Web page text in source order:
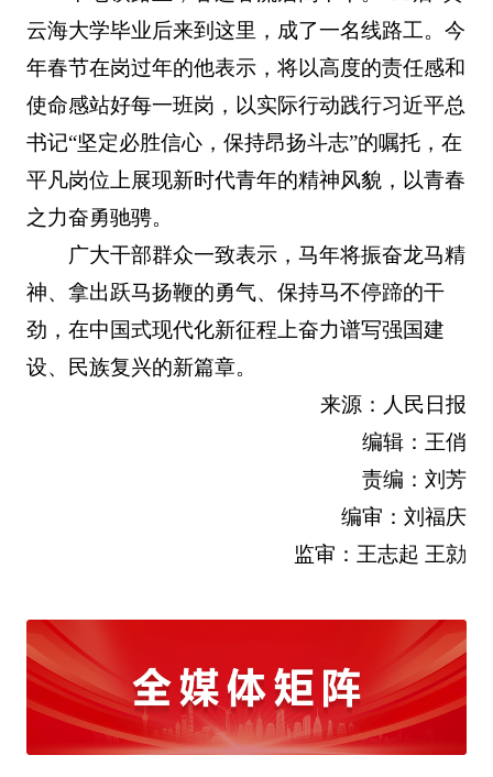
云海大学毕业后来到这里，成了一名线路工。今
年春节在岗过年的他表示，将以高度的责任感和
使命感站好每一班岗，以实际行动践行习近平总
书记“坚定必胜信心，保持昂扬斗志”的嘱托，在
平凡岗位上展现新时代青年的精神风貌，以青春
之力奋勇驰骋。
广大干部群众一致表示，马年将振奋龙马精
神、拿出跃马扬鞭的勇气、保持马不停蹄的干
劲，在中国式现代化新征程上奋力谱写强国建
设、民族复兴的新篇章。
来源：人民日报
编辑：王俏
责编：刘芳
编审：刘福庆
监审：王志起 王勍